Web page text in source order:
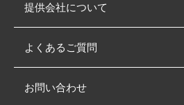
提供会社について
よくあるご質問
お問い合わせ